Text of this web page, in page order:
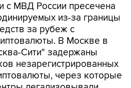
с МВД России пресечена
из-за границы
за рубеж с
В Москве в
Сити" задержаны
незарегистрированных
через которые